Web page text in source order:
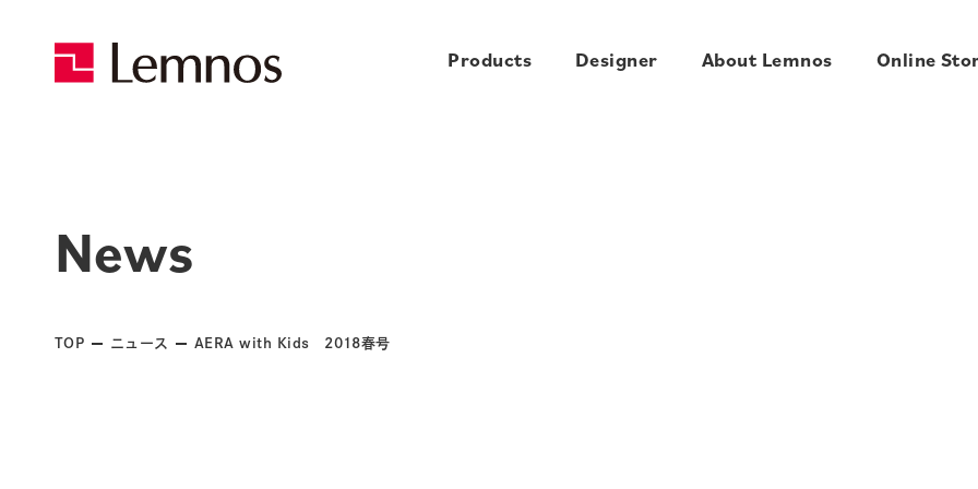
Products Designer About Lemnos Online
News
TOP ニュース AERA with Kids 2018春号